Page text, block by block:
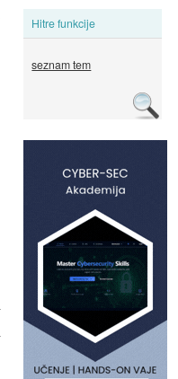
Hitre funkcije
seznam tem